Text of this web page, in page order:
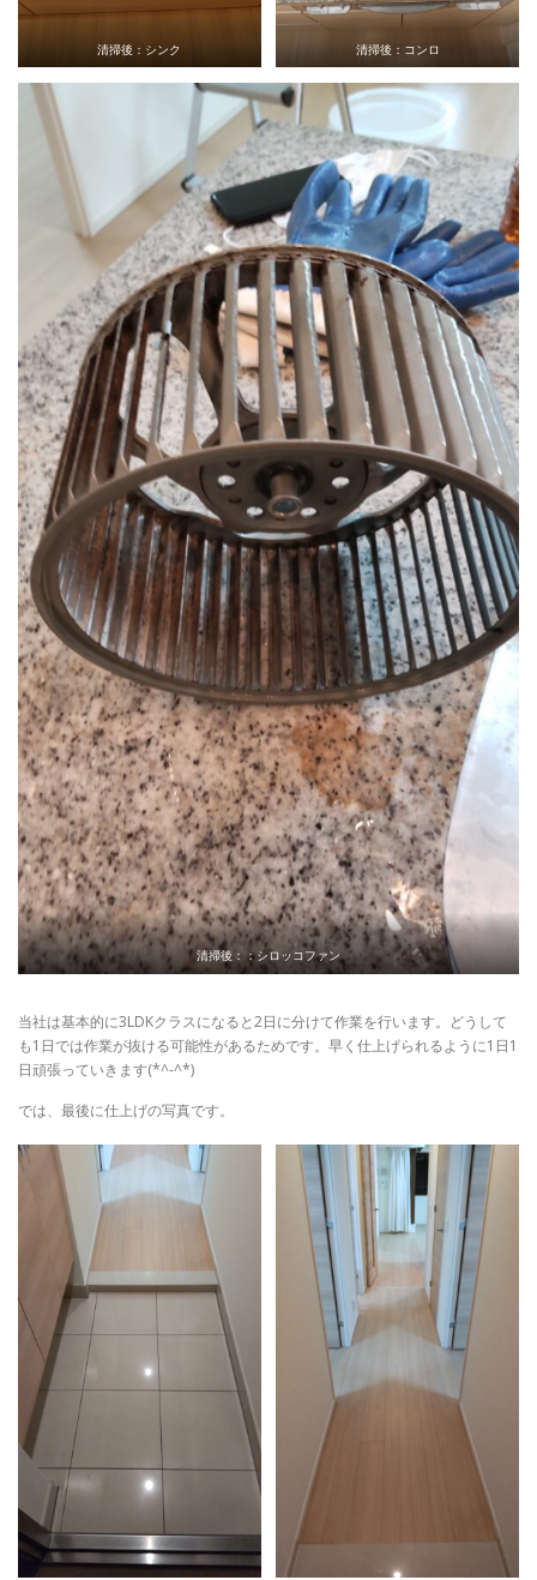
清掃後：シンク 清掃後：コンロ
清掃後：：シロッコファン
当社は基本的に3LDKクラスになると2日に分けて作業を行います。どうして
も1日では作業が抜ける可能性があるためです。早く仕上げられるように1日1
日頑張っていきます(*^-^*)
では、最後に仕上げの写真です。